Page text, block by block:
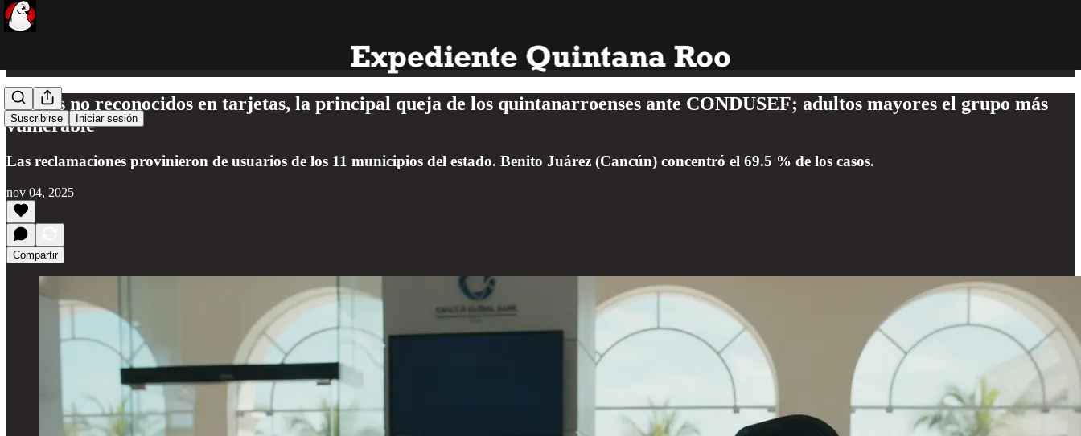
Suscribirse Iniciar sesión
Cargos no reconocidos en tarjetas, la principal queja de los quintanarroenses ante CONDUSEF; adultos mayores el grupo más
vulnerable
Las reclamaciones provinieron de usuarios de los 11 municipios del estado. Benito Juárez (Cancún) concentró el 69.5 % de los casos.
nov 04, 2025
Compartir